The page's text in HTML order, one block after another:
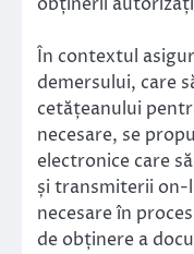
În contextul
demersului, care
cetățeanului
necesare, se
electronice care
și transmiterii
necesare în
de obținere a